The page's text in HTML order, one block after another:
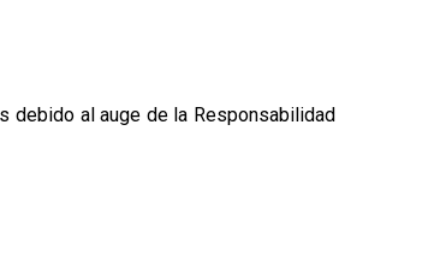
debido al auge de la Responsabilidad